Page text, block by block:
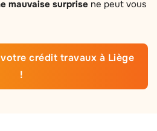
mauvaise surprise ne peut vous
crédit travaux à Liège
!